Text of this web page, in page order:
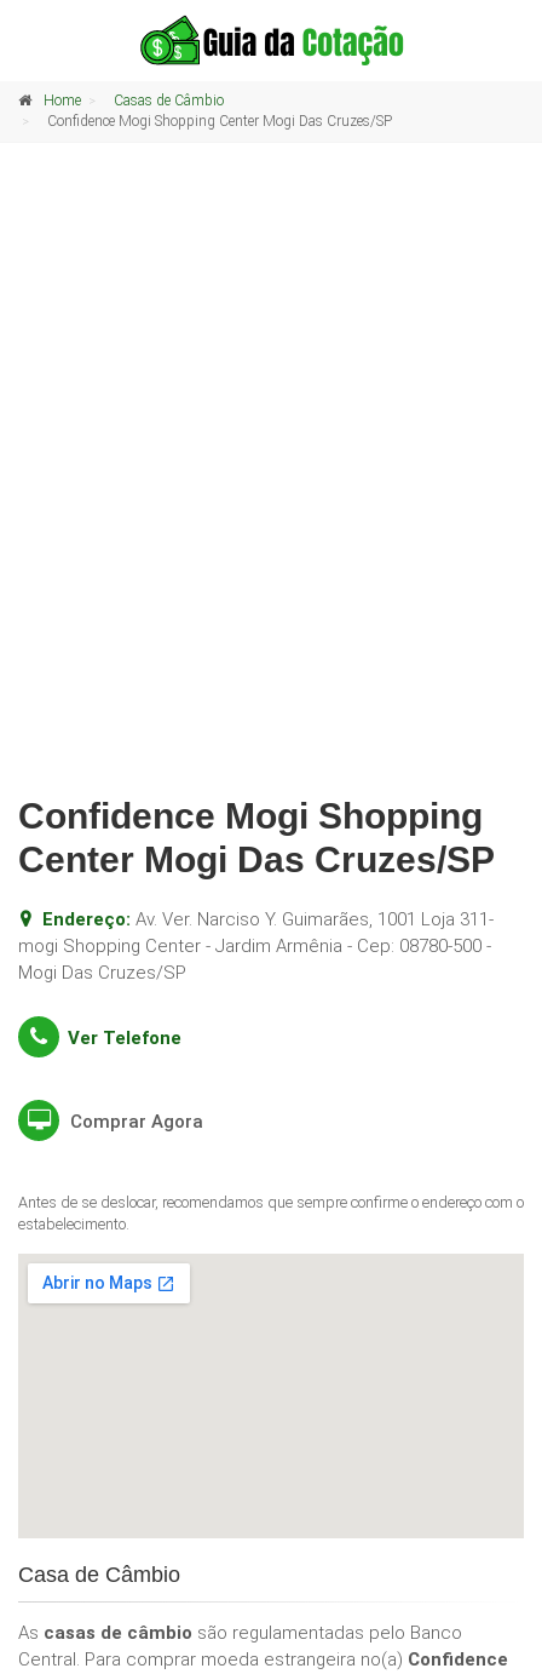
Home
Casas de Câmbio
Confidence Mogi Shopping Center Mogi Das Cruzes/SP
Confidence Mogi Shopping
Center Mogi Das Cruzes/SP
Endereço: Av. Ver. Narciso Y. Guimarães, 1001 Loja 311-
mogi Shopping Center - Jardim Armênia - Cep: 08780-500 -
Mogi Das Cruzes/SP
Ver Telefone
Comprar Agora
Antes de se deslocar, recomendamos que sempre confirme o endereço com o
estabelecimento.
Casa de Câmbio
As casas de câmbio são regulamentadas pelo Banco
Central. Para comprar moeda estrangeira no(a) Confidence